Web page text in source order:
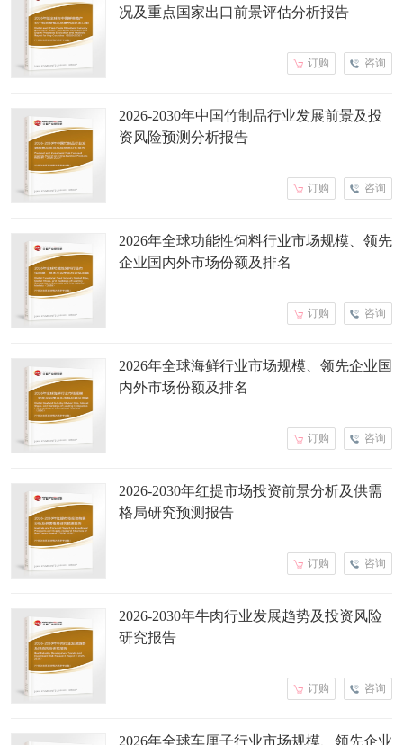
况及重点国家出口前景评估分析报告
咨询
订购
2026-2030年中国竹制品行业发展前景及投
资风险预测分析报告
咨询
订购
2026年全球功能性饲料行业市场规模、领先
企业国内外市场份额及排名
咨询
订购
2026年全球海鲜行业市场规模、领先企业国
内外市场份额及排名
咨询
订购
2026-2030年红提市场投资前景分析及供需
格局研究预测报告
咨询
订购
2026-2030年牛肉行业发展趋势及投资风险
研究报告
咨询
订购
2026年全球车厘子行业市场规模、领先企业